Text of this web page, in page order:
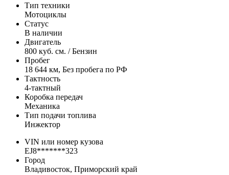
Тип техники
Мотоциклы
Статус
В наличии
Двигатель
800 куб. см. / Бензин
Пробег
18 644 км, Без пробега по РФ
Тактность
4-тактный
Коробка передач
Механика
Тип подачи топлива
Инжектор
VIN или номер кузова
EJ8*******323
Город
Владивосток, Приморский край